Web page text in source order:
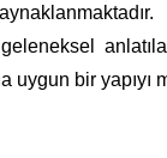
uygun bir yapıyı